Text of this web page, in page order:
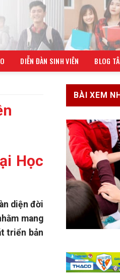
DIỄN ĐÀN SINH VIÊN BLOG
Học
diện đời
mang
triển bản
BÀI XEM